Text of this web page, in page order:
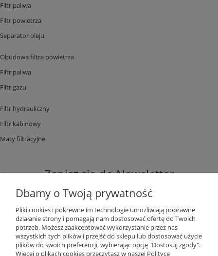
Filtr paliwa
Filtr powietrza
Separator oleju
Obudowa filtra powietrza
Filtr paliwa
Filtr gazu
Filtr hydrauliczny
Filtr kabinowy
Maty filtracyjne
Zapisz się do Newsletter
ZAPISZ SIĘ
Dbamy o Twoją prywatność
Pliki cookies i pokrewne im technologie umożliwiają poprawne
działanie strony i pomagają nam dostosować ofertę do Twoich
potrzeb. Możesz zaakceptować wykorzystanie przez nas
wszystkich tych plików i przejść do sklepu lub dostosować użycie
plików do swoich preferencji, wybierając opcję "Dostosuj zgody".
Więcej o plikach cookies przeczytasz w naszej Polityce